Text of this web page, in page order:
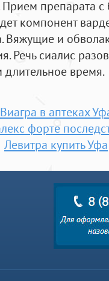
препарата
компонент
Вяжущие и
Речь сиалис
время.
Виагра в аптеках
форте
Левитра купить Уфа